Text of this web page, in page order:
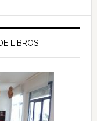
LIBROS